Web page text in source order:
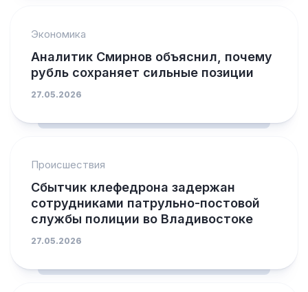
Экономика
Аналитик Смирнов объяснил, почему
рубль сохраняет сильные позиции
27.05.2026
Происшествия
Сбытчик клефедрона задержан
сотрудниками патрульно-постовой
службы полиции во Владивостоке
27.05.2026